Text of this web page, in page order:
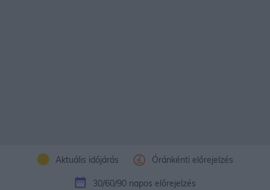
Aktuális időjárás Óránkénti előrejelzés
30/60/90 napos előrejelzés